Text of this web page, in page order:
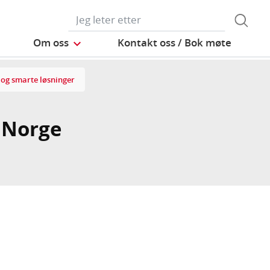
Om oss Kontakt oss / Bok møte
smarte løsninger